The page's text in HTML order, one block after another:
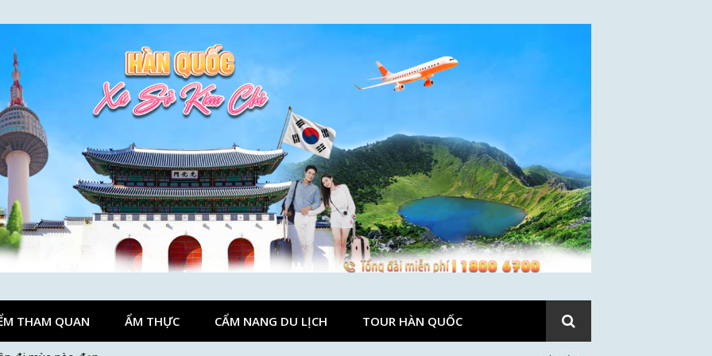
THAM QUAN ẨM THỰC CẨM NANG DU LỊCH TOUR HÀN QUỐC